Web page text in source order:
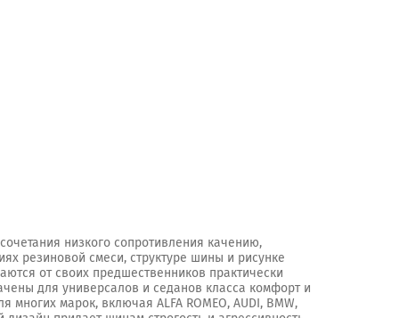
низкого сопротивления качению,
резиновой смеси, структуре шины и рисунке
от своих предшественников практически
для универсалов и седанов класса комфорт и
марок, включая ALFA ROMEO, AUDI, BMW,